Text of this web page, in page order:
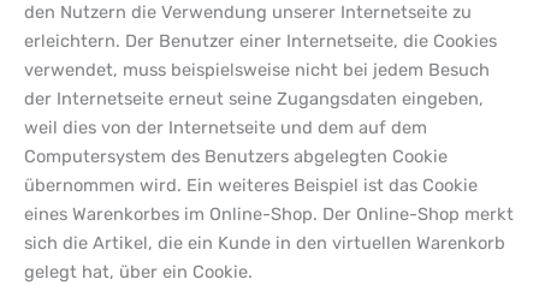
den Nutzern die Verwendung unserer Internetseite zu
erleichtern. Der Benutzer einer Internetseite, die Cookies
verwendet, muss beispielsweise nicht bei jedem Besuch
der Internetseite erneut seine Zugangsdaten eingeben,
weil dies von der Internetseite und dem auf dem
Computersystem des Benutzers abgelegten Cookie
übernommen wird. Ein weiteres Beispiel ist das Cookie
eines Warenkorbes im Online-Shop. Der Online-Shop merkt
sich die Artikel, die ein Kunde in den virtuellen Warenkorb
gelegt hat, über ein Cookie.